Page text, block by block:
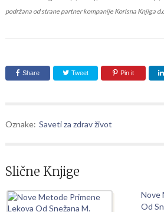
podržana od strane partner kompanije Korisna Knjiga
Share Tweet Pin it
Oznake: Saveti za zdrav život
Slične Knjige
Nove
Od